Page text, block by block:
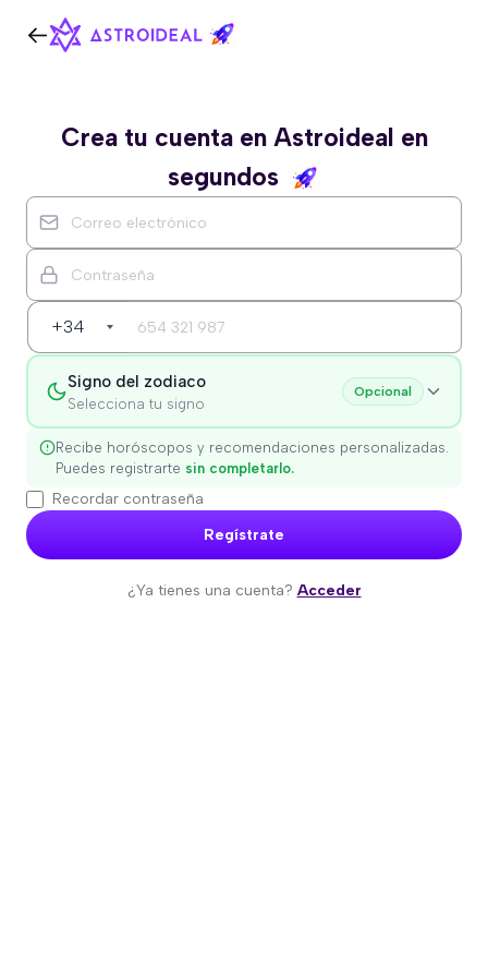
Crea tu cuenta en Astroideal en
segundos
+34
Signo del zodiaco
Selecciona tu signo
Opcional
Recibe horóscopos y recomendaciones personalizadas.
Puedes registrarte sin completarlo.
Recordar contraseña
Regístrate
¿Ya tienes una cuenta? Acceder